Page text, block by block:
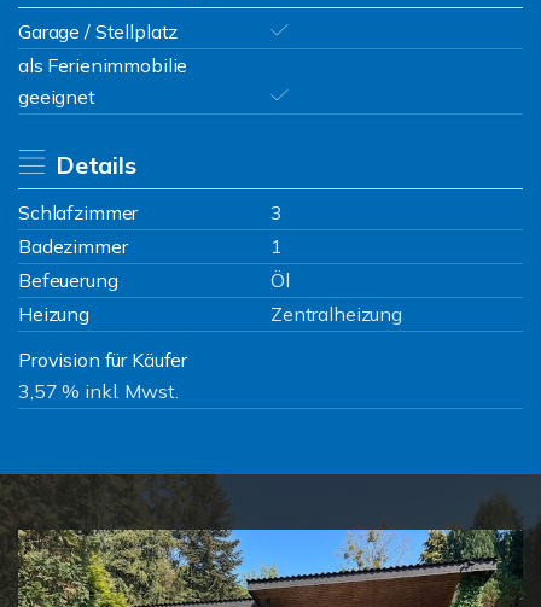
Garage / Stellplatz
als Ferienimmobilie
geeignet
Details
Schlafzimmer
3
Badezimmer
1
Befeuerung
Öl
Heizung
Zentralheizung
Provision für Käufer
3,57 % inkl. Mwst.